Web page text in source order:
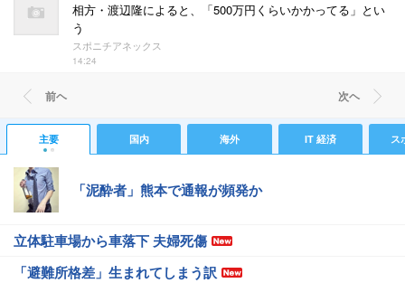
相方・渡辺隆によると、「500万円くらいかかってる」とい
う
スポニチアネックス
14:24
前ヘ 次ヘ
主要 国内 海外 IT 経済 ス
「泥酔者」熊本で通報が頻発か
立体駐車場から車落下 夫婦死傷
「避難所格差」生まれてしまう訳